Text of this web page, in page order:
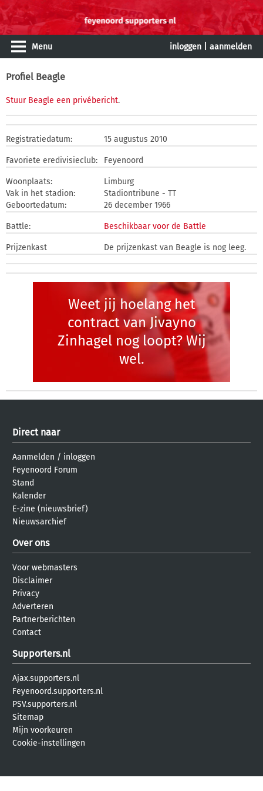
Menu inloggen aanmelden
Profiel Beagle
Stuur Beagle een privébericht.
Registratiedatum: 15 augustus 2010
Favoriete eredivisieclub: Feyenoord
Woonplaats:
Limburg
Vak in het stadion:
Stadiontribune - TT
Geboortedatum:
26 december 1966
Battle: Beschikbaar voor de Battle
Prijzenkast De prijzenkast van Beagle is nog leeg.
Weet jij hoelang het
contract van Jivayno
Zinhagel nog loopt? Wij
wel.
Direct naar
Aanmelden / inloggen
Feyenoord Forum
Stand
Kalender
E-zine (nieuwsbrief)
Nieuwsarchief
Over ons
Voor webmasters
Disclaimer
Privacy
Adverteren
Partnerberichten
Contact
Supporters.nl
Ajax.supporters.nl
Feyenoord.supporters.nl
PSV.supporters.nl
Sitemap
Mijn voorkeuren
Cookie-instellingen